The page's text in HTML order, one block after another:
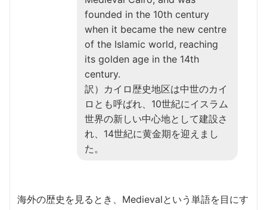
founded in the 10th century
when it became the new centre
of the Islamic world, reaching
its golden age in the 14th
century.
訳）カイロ歴史地区は中世のカイ
ロとも呼ばれ、10世紀にイスラム
世界の新しい中心地として建設さ
れ、14世紀に黄金期を迎えまし
た。
海外の歴史を見るとき、Medievalという単語を目にす